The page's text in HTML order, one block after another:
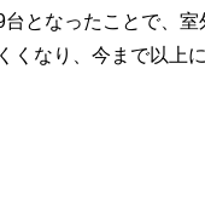
台となったことで、
くなり、今まで以上